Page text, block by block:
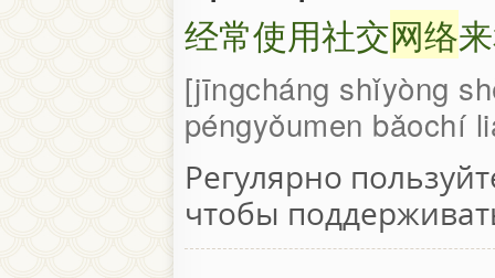
经常使用社交网络
jīngcháng shǐyòng
péngyǒumen bǎochí
Регулярно
чтобы